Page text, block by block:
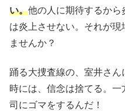
い。他の人に期待するから
は炎上させない。それが
ませんか？
踊る大捜査線の、室井さん
時には、信念は捨てる。
司にゴマをするんだ！